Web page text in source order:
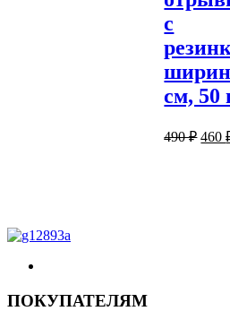
с
см, 50
490₽ 460
ПОКУПАТЕЛЯМ